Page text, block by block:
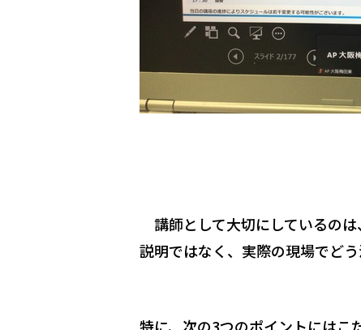
講師として大切にしているの
説明ではなく、実際の現場でど